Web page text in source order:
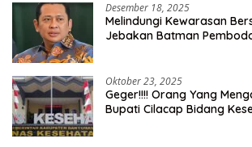
Desember 18, 2025
Melindungi Kewarasan
Jebakan Batman
Oktober 23, 2025
Geger!!!! Orang Yang
Bupati Cilacap Bidang